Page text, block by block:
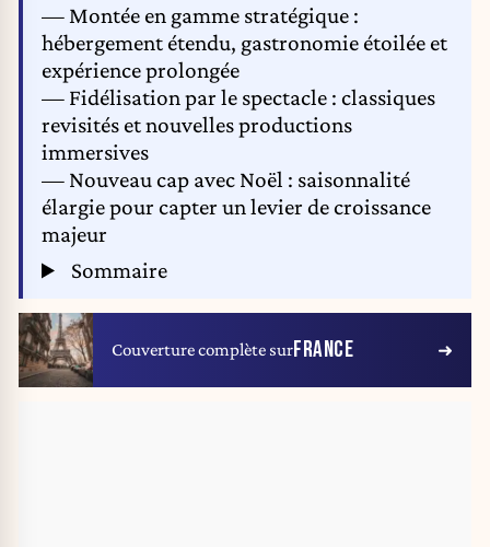
— Montée en gamme stratégique :
hébergement étendu, gastronomie étoilée et
expérience prolongée
— Fidélisation par le spectacle : classiques
revisités et nouvelles productions
immersives
— Nouveau cap avec Noël : saisonnalité
élargie pour capter un levier de croissance
majeur
Sommaire
Couverture complète surFRANCE